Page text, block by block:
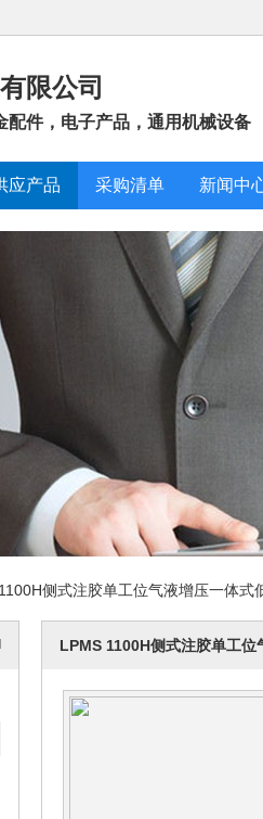
限公司
配件，电子产品，通用机械设备
应产品 采购清单 新闻中
侧式注胶单工位气液增压一体式
LPMS 1100H侧式注胶单工